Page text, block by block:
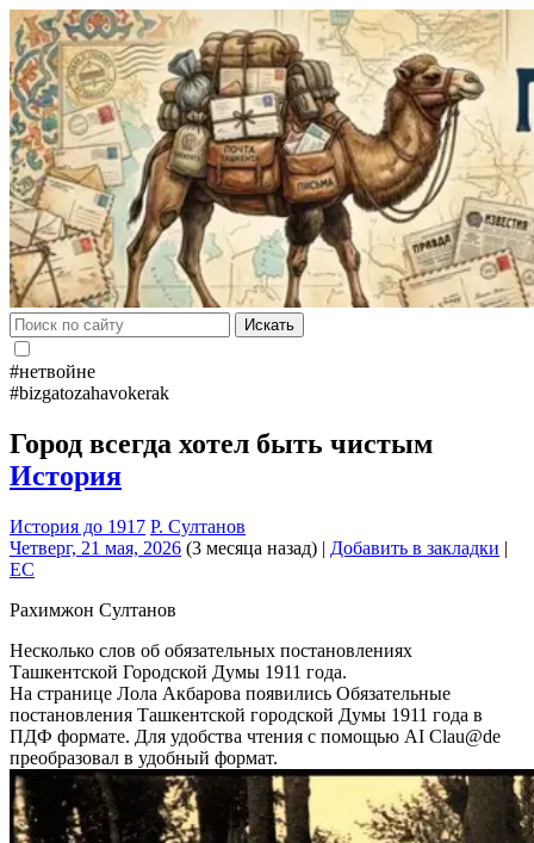
Искать
#нетвойне
#bizgatozahavokerak
Город всегда хотел быть чистым
История
История до 1917 Р. Султанов
Четверг, 21 мая, 2026 (3 месяца назад) | Добавить в закладки |
EC
Рахимжон Султанов
Несколько слов об обязательных постановлениях
Ташкентской Городской Думы 1911 года.
На странице Лола Акбарова появились Обязательные
постановления Ташкентской городской Думы 1911 года в
ПДФ формате. Для удобства чтения с помощью AI Clau@de
преобразовал в удобный формат.